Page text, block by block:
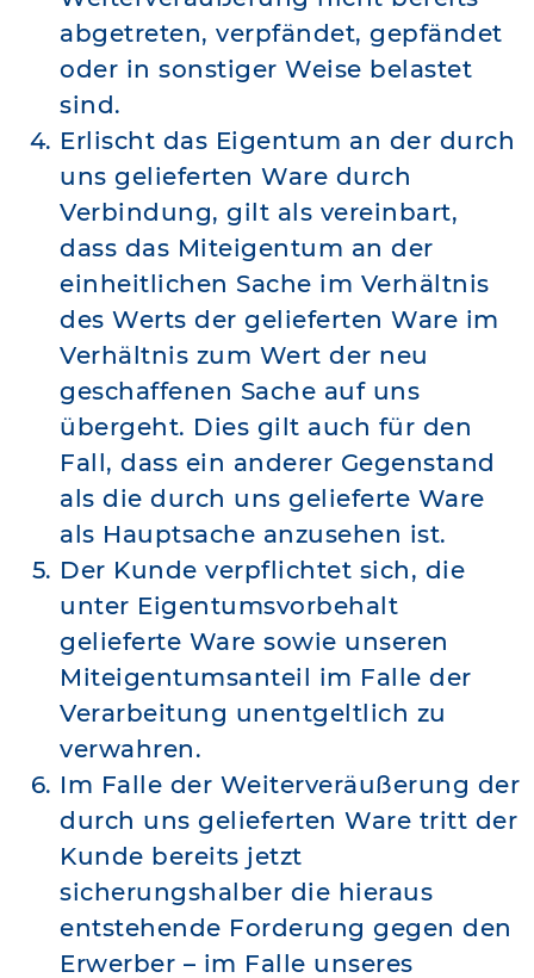
abgetreten, verpfändet, gepfändet
oder in sonstiger Weise belastet
sind.
Erlischt das Eigentum an der durch
uns gelieferten Ware durch
Verbindung, gilt als vereinbart,
dass das Miteigentum an der
einheitlichen Sache im Verhältnis
des Werts der gelieferten Ware im
Verhältnis zum Wert der neu
geschaffenen Sache auf uns
übergeht. Dies gilt auch für den
Fall, dass ein anderer Gegenstand
als die durch uns gelieferte Ware
als Hauptsache anzusehen ist.
Der Kunde verpflichtet sich, die
unter Eigentumsvorbehalt
gelieferte Ware sowie unseren
Miteigentumsanteil im Falle der
Verarbeitung unentgeltlich zu
verwahren.
Im Falle der Weiterveräußerung der
durch uns gelieferten Ware tritt der
Kunde bereits jetzt
sicherungshalber die hieraus
entstehende Forderung gegen den
Erwerber – im Falle unseres